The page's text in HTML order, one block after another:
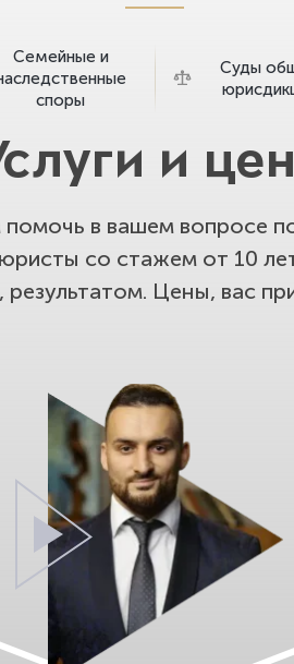
Семейные и
споры
Суды
и
в вашем вопросе
со стажем от 10
Цены, вас